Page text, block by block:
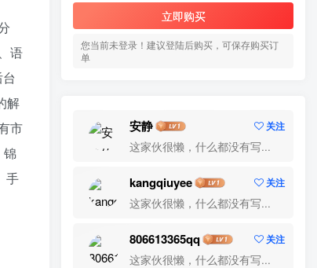
语
解
市
锦
手
全端云小程序新功能介绍
2年前 5122
鸽哒IM即时通讯
餐饮小程序
预约预定
预约陪诊 预约门店
预约支付
预约挂号小程序
预约挂号
预约小程序
集龙大师
陪诊预约
陪诊小程序
陪聊陪玩
陪聊 陪玩系统
陪玩源码
立即购买
您当前未登录！建议登陆后购买，可保存购买订
单
安静 关注
这家伙很懒，什么都没有写...
kangqiuyee 关注
这家伙很懒，什么都没有写...
806613365qq 关注
这家伙很懒，什么都没有写...